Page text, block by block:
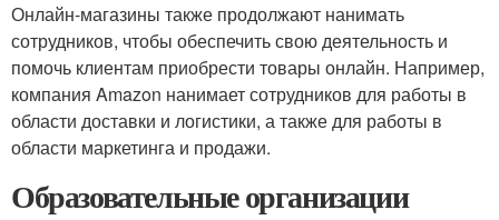
Онлайн-магазины также продолжают нанимать
сотрудников, чтобы обеспечить свою деятельность и
помочь клиентам приобрести товары онлайн. Например,
компания Amazon нанимает сотрудников для работы в
области доставки и логистики, а также для работы в
области маркетинга и продажи.
Образовательные организации